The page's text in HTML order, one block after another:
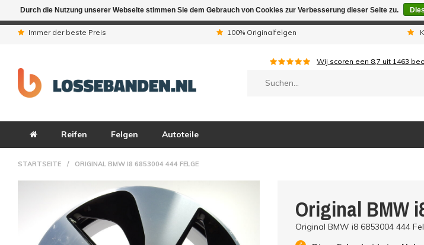
Immer der beste Preis 100% Originalfelgen
Wij scoren een 8,7 uit 1463
Reifen Felgen Autoteile
STARTSEITE / ORIGINAL BMW I8 6853004 444 FELGE
Original BMW
Original BMW i8 6853004 444
Durch die Nutzung unserer Webseite stimmen Sie dem Gebrauch von Cookies zur Verbesserung dieser Seite zu.
Aufgrund der Ferientagen sind wir telefonisch nicht